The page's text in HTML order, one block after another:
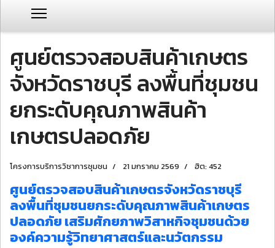
ศูนย์ตรวจสอบสินค้าเกษตร
จังหวัดราชบุรี ลงพื้นที่ชุมชน
ยกระดับคุณภาพสินค้า
เกษตรปลอดภัย
โครงการบริการวิชาการชุมชน 21 มกราคม 2569 ฮิต: 452
ศูนย์ตรวจสอบสินค้าเกษตรจังหวัดราชบุรี
ลงพื้นที่ชุมชนยกระดับคุณภาพสินค้าเกษตร
ปลอดภัย เสริมศักยภาพวิสาหกิจชุมชนด้วย
องค์ความรู้วิทยาศาสตร์และนวัตกรรม